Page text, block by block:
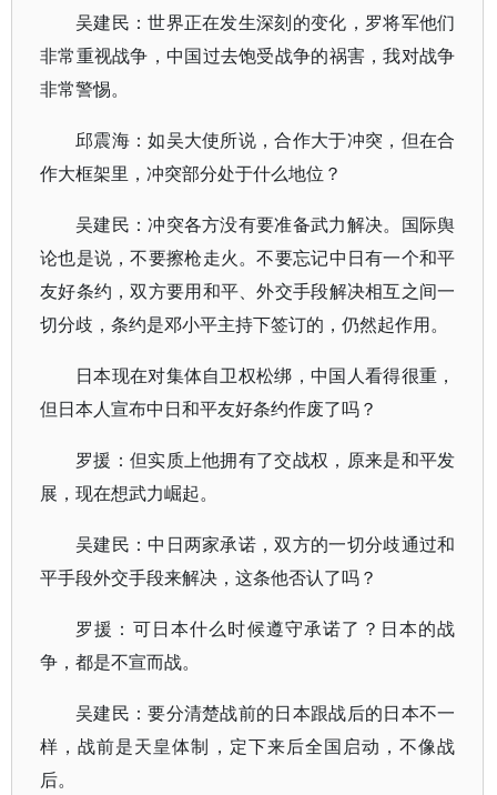
吴建民：世界正在发生深刻的变化，罗将军他们
非常重视战争，中国过去饱受战争的祸害，我对战争
非常警惕。
邱震海：如吴大使所说，合作大于冲突，但在合
作大框架里，冲突部分处于什么地位？
吴建民：冲突各方没有要准备武力解决。国际舆
论也是说，不要擦枪走火。不要忘记中日有一个和平
友好条约，双方要用和平、外交手段解决相互之间一
切分歧，条约是邓小平主持下签订的，仍然起作用。
日本现在对集体自卫权松绑，中国人看得很重，
但日本人宣布中日和平友好条约作废了吗？
罗援：但实质上他拥有了交战权，原来是和平发
展，现在想武力崛起。
吴建民：中日两家承诺，双方的一切分歧通过和
平手段外交手段来解决，这条他否认了吗？
罗援：可日本什么时候遵守承诺了？日本的战
争，都是不宣而战。
吴建民：要分清楚战前的日本跟战后的日本不一
样，战前是天皇体制，定下来后全国启动，不像战
后。